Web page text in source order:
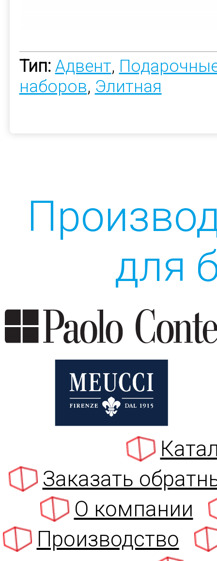
Тип: Адвент,
наборов, Элитная
для
Заказать
О компании
Производство